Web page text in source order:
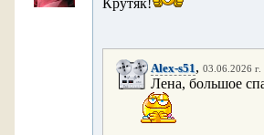
Крутяк!
Alex-s51, 03.06.2026 г.
Лена, большое